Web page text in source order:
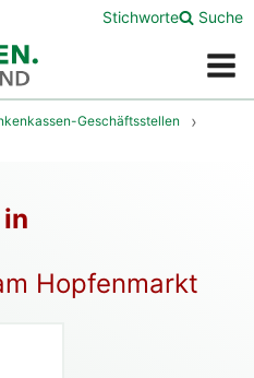
Menü
Stichworte Suche
Geschäftsstellen
Hopfenmarkt